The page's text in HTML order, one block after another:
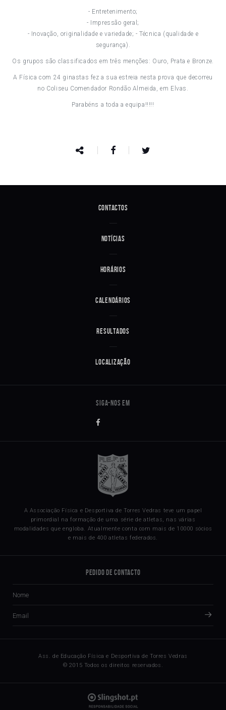
- Entretenimento;
- Impressão geral;
- Inovação, originalidade e variedade; - Técnica (qualidade e
segurança).
Os grupos são classificados em três menções: Ouro, Prata e Bronze.
A Física com 24 ginastas fez a sua estreia nesta prova que decorreu
no Coliseu Comendador Rondão Almeida, em Elvas.
Parabéns a toda a equipa!!!!!
Contactos
Notícias
Horários
Calendários
Resultados
Localização
A Associação Física e Desportiva de Torres Vedras teve um papel
primordial na formação de uma série de atletas, nas várias
modalidades que engloba. Atualmente conta com mais de 10000 sócios
e mais de 400 atletas federados.
Pedido de Contacto
Ass. de Educação Física e Desportiva de Torres Vedras
© 2015 Todos os direitos reservados.